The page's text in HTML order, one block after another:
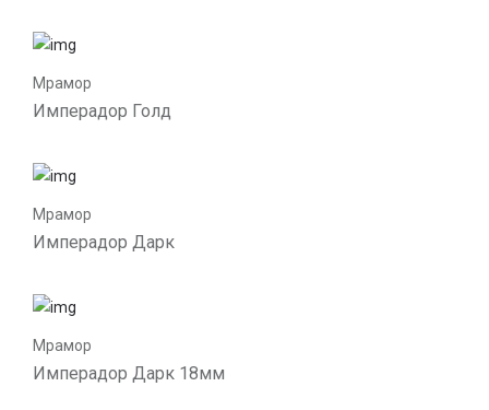
Мрамор
Имперадор Голд
Мрамор
Имперадор Дарк
Мрамор
Имперадор Дарк 18мм